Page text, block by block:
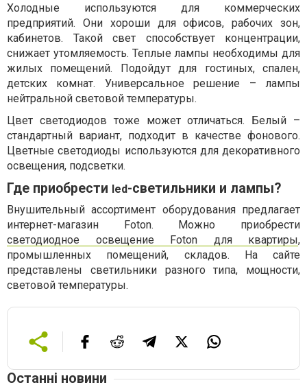
Холодные используются для коммерческих
предприятий. Они хороши для офисов, рабочих зон,
кабинетов. Такой свет способствует концентрации,
снижает утомляемость. Теплые лампы необходимы для
жилых помещений. Подойдут для гостиных, спален,
детских комнат. Универсальное решение – лампы
нейтральной световой температуры.
Цвет светодиодов тоже может отличаться. Белый –
стандартный вариант, подходит в качестве фонового.
Цветные светодиоды используются для декоративного
освещения, подсветки.
Где приобрести led-светильники и лампы?
Внушительный ассортимент оборудования предлагает
интернет-магазин Foton. Можно приобрести
светодиодное освещение Foton для квартиры,
промышленных помещений, складов. На сайте
представлены светильники разного типа, мощности,
световой температуры.
Останні новини